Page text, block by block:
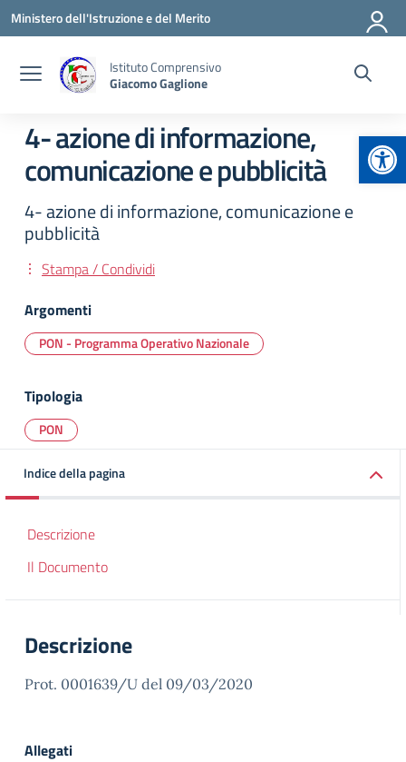
Vai ai contenuti
Vai al menu di navigazione
Vai al footer
Ministero dell'Istruzione e del Merito
Istituto Comprensivo
Giacomo Gaglione
4- azione di informazione,
comunicazione e pubblicità
4- azione di informazione, comunicazione e
pubblicità
Stampa / Condividi
Argomenti
PON - Programma Operativo Nazionale
Tipologia
PON
Indice della pagina
Descrizione
Il Documento
Descrizione
Prot. 0001639/U del 09/03/2020
Allegati